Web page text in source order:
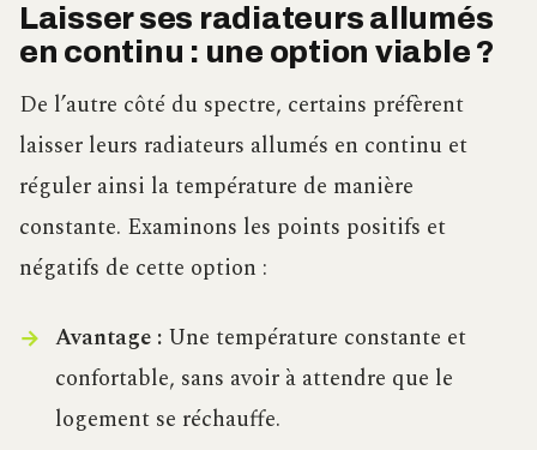
Laisser ses radiateurs allumés
en continu : une option viable ?
De l’autre côté du spectre, certains préfèrent
laisser leurs radiateurs allumés en continu et
réguler ainsi la température de manière
constante. Examinons les points positifs et
négatifs de cette option :
Avantage :Une température constante et
confortable, sans avoir à attendre que le
logement se réchauffe.